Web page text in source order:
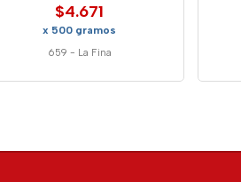
$4.671
x 500 gramos
659 - La Fina